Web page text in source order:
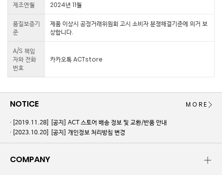
제조연월 2024년 11월
품질보증기
준
제품 이상시 공정거래위원회 고시 소비자 분쟁해결기준에 의거 보
상합니다.
A/S 책임
자와 전화
번호
카카오톡 ACTstore
NOTICE
[2019.11.28]
[공지] ACT 스토어 배송 정보 및 교환/반품 안내
[2023.10.20]
[공지] 개인정보 처리방침 변경
MORE
COMPANY